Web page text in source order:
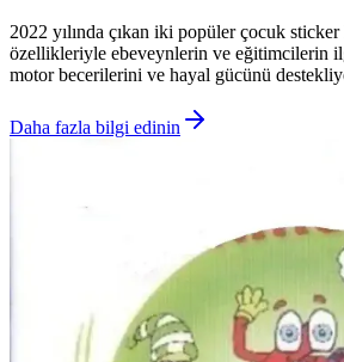
2022 yılında çıkan iki popüler çocuk sticker
özellikleriyle ebeveynlerin ve eğitimcilerin
motor becerilerini ve hayal gücünü
Daha fazla bilgi edinin